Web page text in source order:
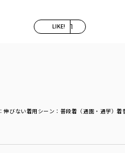
LIKE! 1
：伸びない着用シーン ：普段着（通園・通学）着